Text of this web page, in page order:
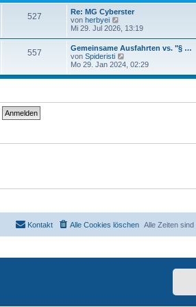
i
t
a
g
e
r
B
e
i
t
a
g
527
Re: MG Cyberster
von herbyei
e
e
s
t
e
r
i
Mi 29. Jul 2026, 13:19
557
Gemeinsame Ausfahrten vs. "§ …
von Spideristi
e
e
e
t
Mo 29. Jan 2024, 02:29
Alle Zeiten sind
Alle Cookies löschen
Kontakt